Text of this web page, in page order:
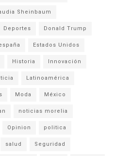
Sheinbaum
Deportes Donald Trump
Estados Unidos
Historia Innovación
Latinoamérica
Moda México
noticias morelia
Opinion politica
salud Seguridad